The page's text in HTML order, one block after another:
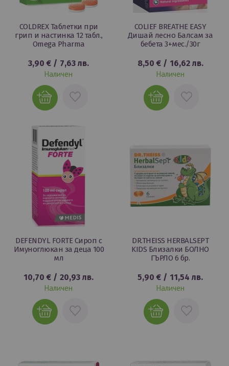
COLDREX Таблетки при
грип и настинка 12 табл.,
Omega Pharma
3,90 € / 7,63 лв.
Наличен
ДОБАВИ
COLIEF BREATHE EASY
Дишай лесно Балсам за
бебета 3+мес./30г
8,50 €/ 16,62 лв.
Наличен
ДОБАВИ
DEFENDYL FORTE Сироп с
Имуноглюкан за деца 100
мл
10,70 € / 20,93 лв.
Наличен
ДОБАВИ
DR.THEISS HERBALSEPT
KIDS Близалки БОЛНО
ГЪРЛО 6 бр.
5,90 € / 11,54 лв.
Наличен
ДОБАВИ